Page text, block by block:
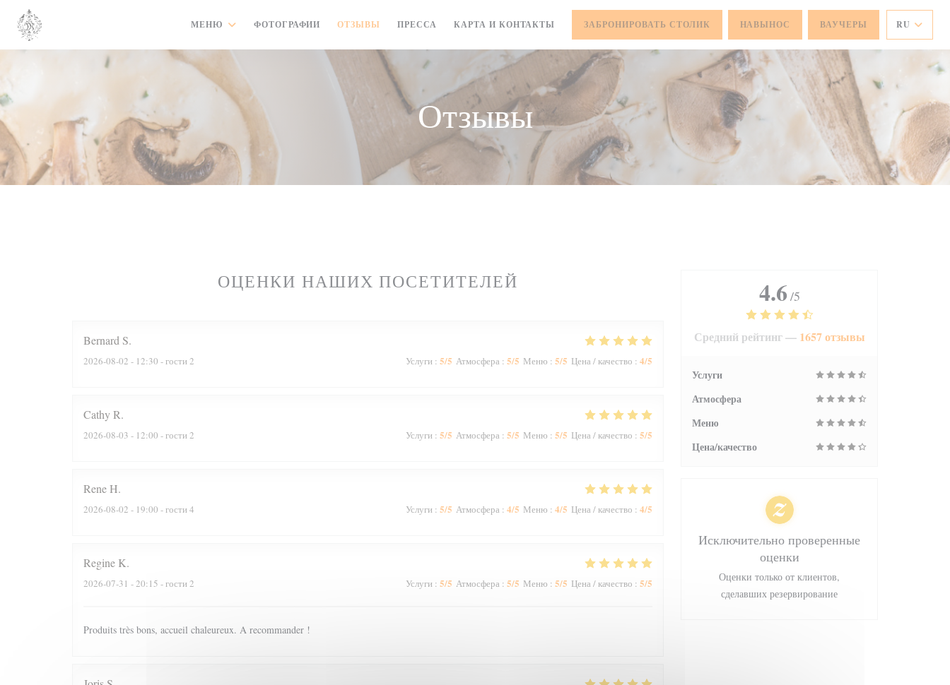
Панель управления cookies
МЕНЮ ФОТОГРАФИИ ОТЗЫВЫ ПРЕССА КАРТА И КОНТАКТЫ ЗАБРОНИРОВАТЬ СТОЛИК НАВЫНОС ВАУЧЕРЫ RU
Отзывы
ОЦЕНКИ НАШИХ ПОСЕТИТЕЛЕЙ
Bernard S
2026-08-02 - 12:30 - гости 2 Услуги : 5/5 Атмосфера : 5/5 Меню : 5/5 Цена / качество : 4/5
CathyR
2026-08-03 - 12:00 - гости 2 Услуги : 5/5 Атмосфера : 5/5 Меню : 5/5 Цена / качество : 5/5
ReneH
2026-08-02 - 19:00 - гости 4 Услуги : 5/5 Атмосфера : 4/5 Меню : 4/5 Цена / качество : 4/5
Regine K
2026-07-31 - 20:15 - гости 2 Услуги : 5/5 Атмосфера : 5/5 Меню : 5/5 Цена / качество : 5/5
Produits très bons, accueil chaleureux. A recommander !
4.6 /5
Средний рейтинг — 1657 отзывы
Услуги
Атмосфера
Меню
Цена/качество
Исключительно проверенные
оценки
Оценки только от клиентов,
сделавших резервирование